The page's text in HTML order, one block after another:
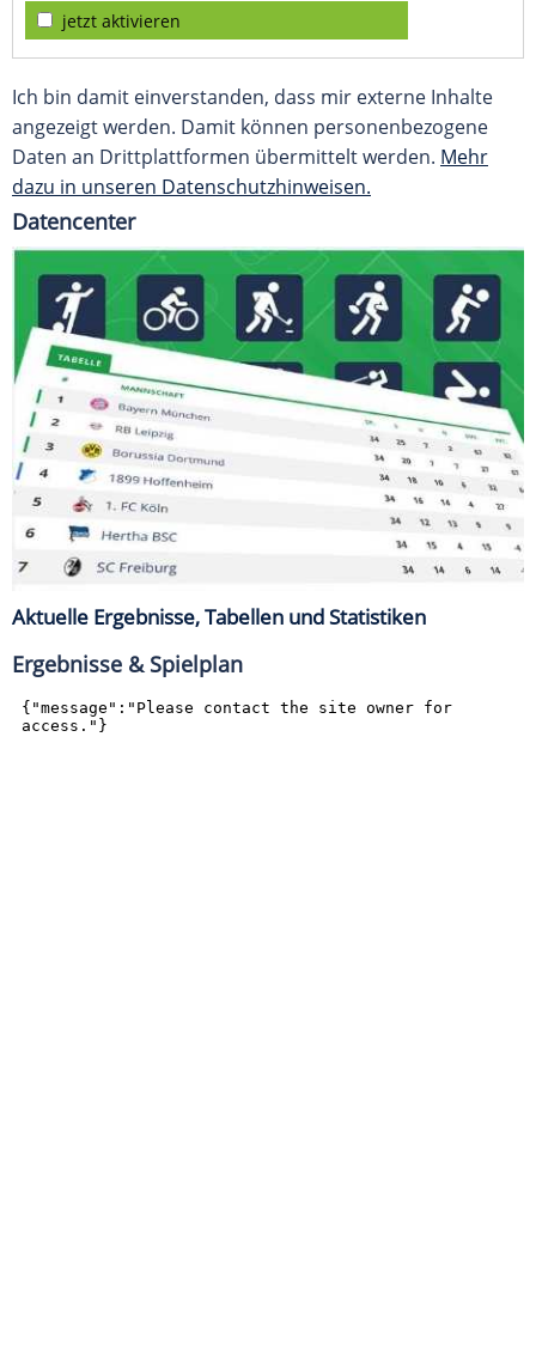
jetzt aktivieren
Ich bin damit einverstanden, dass mir externe Inhalte
angezeigt werden. Damit können personenbezogene
Daten an Drittplattformen übermittelt werden. Mehr
dazu in unseren Datenschutzhinweisen.
Datencenter
Aktuelle Ergebnisse, Tabellen und Statistiken
Ergebnisse & Spielplan